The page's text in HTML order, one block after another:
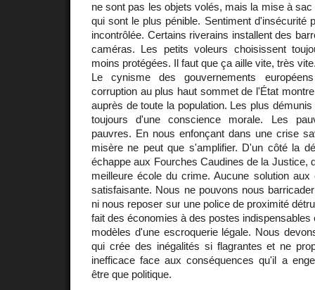
ne sont pas les objets volés, mais la mise à
qui sont le plus pénible. Sentiment d'insécurité
incontrôlée. Certains riverains installent des
caméras. Les petits voleurs choisissent
moins protégées. Il faut que ça aille vite, très
Le cynisme des gouvernements
corruption au plus haut sommet de l'État
auprès de toute la population. Les plus
toujours d'une conscience morale. Les
pauvres. En nous enfonçant dans une crise
misère ne peut que s'amplifier. D'un côté la
échappe aux Fourches Caudines de la Justice,
meilleure école du crime. Aucune solution
satisfaisante. Nous ne pouvons nous
ni nous reposer sur une police de proximité
fait des économies à des postes indispensables
modèles d'une escroquerie légale. Nous
qui crée des inégalités si flagrantes et ne
inefficace face aux conséquences qu'il a
être que politique.